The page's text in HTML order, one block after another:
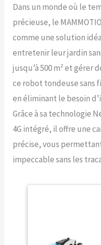
Dans un monde où le
précieuse, le
comme une solution
entretenir leur jardin
jusqu’à 500 m² et gérer
ce robot tondeuse sans
en éliminant le besoin
Grâce à sa technologie
4G intégré, il offre une
précise, vous
impeccable sans les